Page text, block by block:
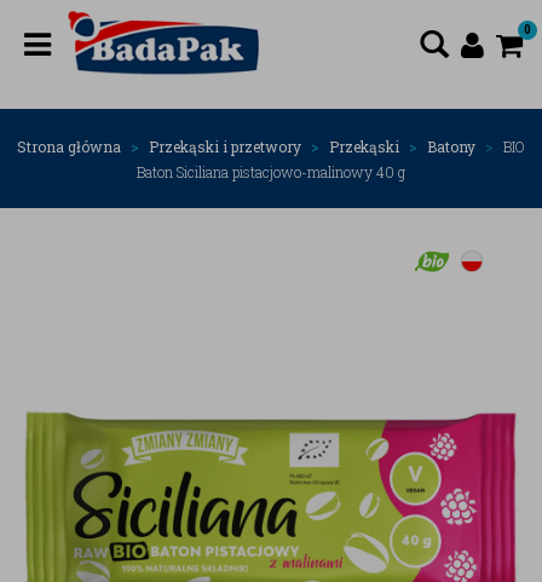
0
Strona główna Przekąski i przetwory Przekąski Batony
BIO
Baton Siciliana pistacjowo-malinowy 40 g